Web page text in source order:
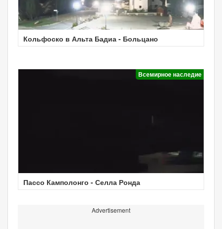
Кольфоско в Альта Бадиа - Больцано
Всемирное наследие
Пассо Камполонго - Селла Ронда
Advertisement